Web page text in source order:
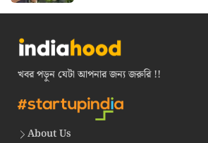
খবর পড়ুন যেটা আপনার জন্য জরুরি !!
About Us